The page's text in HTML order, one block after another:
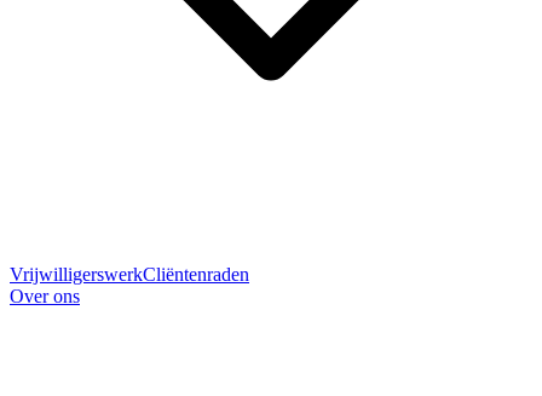
VrijwilligerswerkCliëntenraden
Over ons